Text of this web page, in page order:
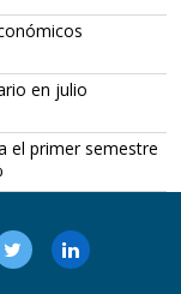
en julio
el primer semestre